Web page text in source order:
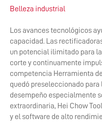
Belleza industrial
Los avances tecnológicos
capacidad. Las
un potencial ilimitado para
corte y continuamente
competencia Herramienta
quedó preseleccionado
desempeño especialmente
extraordinaria, Hei Chow
y el software de alto